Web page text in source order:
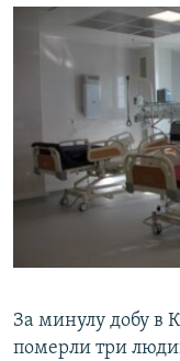
Перейти
пошуку
ПОГЛЯД
ІНТЕРВ'Ю
ВСЕ ЗА ДЕНЬ
СПЕЦПРОЕКТИ
ДЕПОРТАЦІЯ
ВІДЕОУРОКИ
ІНФОГРАФІКА
ЯК ОБІЙТИ
Qırımtatar
ДОЛУЧАЙСЯ!
За минулу добу в
померли три